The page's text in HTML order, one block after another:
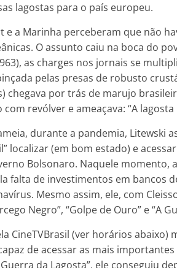
lagostas para o país europeu.
e a Marinha perceberam que não
O assunto caiu na boca do
as charges nos jornais se
pelas presas de robusto
chegava por trás de marujo
revólver e ameaçava: “A lagosta
durante a pandemia, Litewski
localizar (em bom estado) e
Bolsonaro. Naquele momento,
falta de investimentos em bancos
Mesmo assim, ele, com
Negro”, “Golpe de Ouro” e “A
CineTVBrasil (ver horários abaixo)
de acessar as mais
da Lagosta”, ele conseguiu